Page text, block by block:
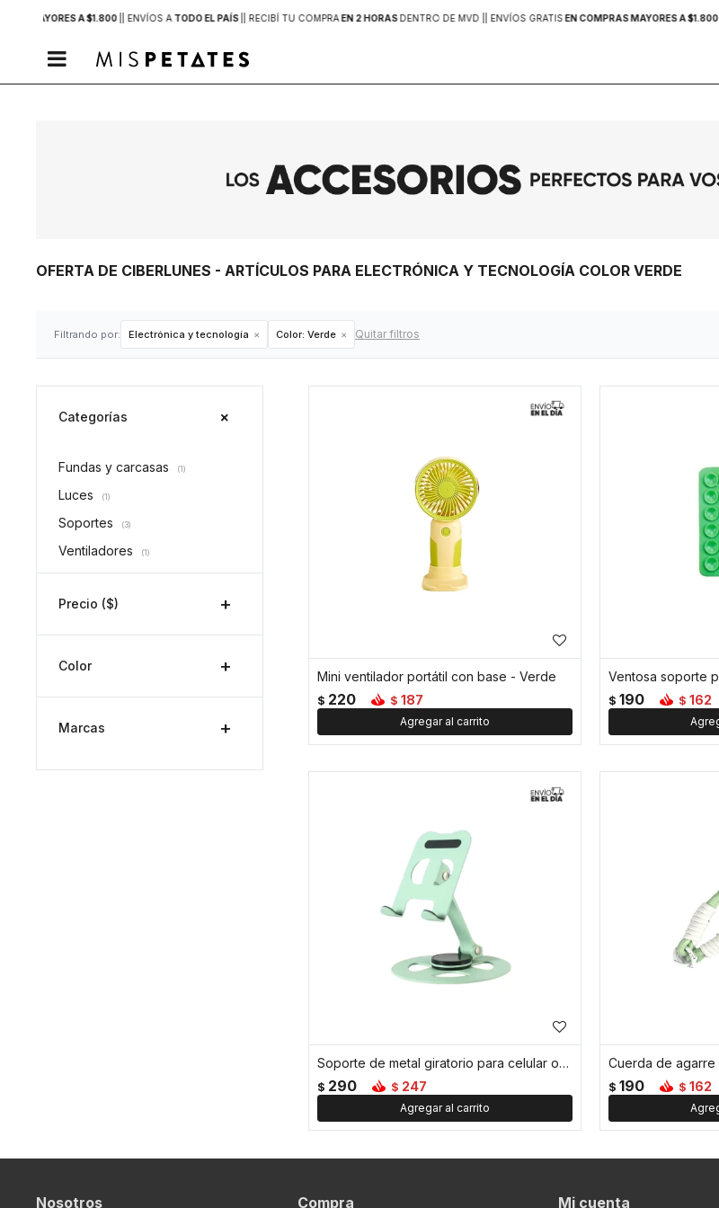
MAYORES A $1.800 | ENVÍOS A TODO EL PAÍS | RECIBÍ TU COMPRAEN 2 HORASDENTRO DE MVD | | ENVÍOS GRATISEN COMPRAS MAYORES A $1.800

OFERTA DE CIBERLUNES - ARTÍCULOS PARA ELECTRÓNICA Y TECNOLOGÍA COLOR VERDE
Filtrando por: Electrónica y tecnología Color: Verde Quitar filtros
Mini ventilador portátil con base - Verde
$ 220 $ 187 $ 190 $ 162
Soporte de metal giratorio para celular o tablet - Verde
$ 290 $ 247 $ 190 $ 162
Categorías
Fundas y carcasas (1)
Luces (1)
Soportes (3)
Ventiladores (1)
Precio ($)
Color
Marcas
Nosotros Compra Mi cuenta